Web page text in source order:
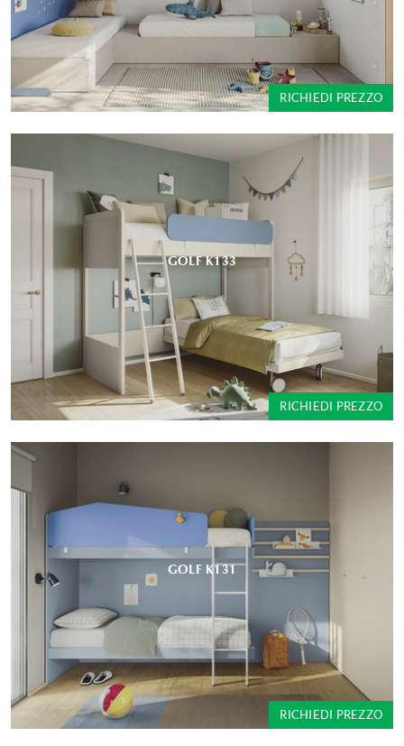
RICHIEDI PREZZO
GOLF K133
RICHIEDI PREZZO
GOLF K131
RICHIEDI PREZZO